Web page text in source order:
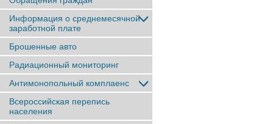
Информация о среднемесячной
заработной плате
Брошенные авто
Радиационный мониторинг
Антимонопольный комплаенс
Всероссийская перепись
населения